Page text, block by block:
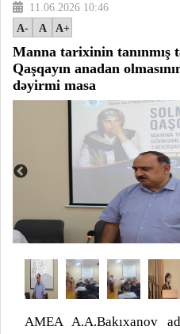
11.06.2026 10:46
A-
A A+
Manna tarixinin tanınmış
Qaşqayın anadan
dəyirmi masa
AMEA A.A.Bakıxanov